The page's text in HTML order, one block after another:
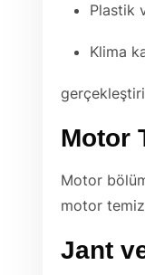
Plastik
Klima
Motor
Motor
motor
Jant